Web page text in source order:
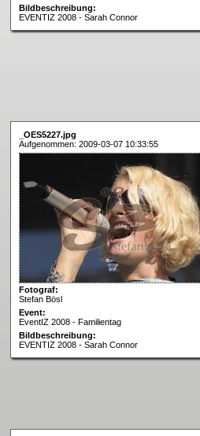
Bildbeschreibung:
EVENTIZ 2008 - Sarah Connor
_OES5227.jpg
Aufgenommen: 2009-03-07 10:33:55
Fotograf:
Stefan Bösl
Event:
EventIZ 2008 - Familientag
Bildbeschreibung:
EVENTIZ 2008 - Sarah Connor